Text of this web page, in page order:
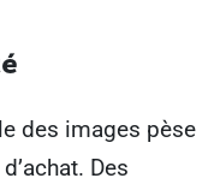
des images pèse
Des